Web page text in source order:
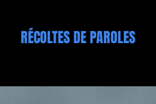
RÉCOLTES DE PAROLES